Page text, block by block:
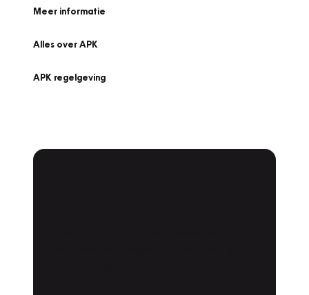
Meer informatie
Alles over APK
APK regelgeving